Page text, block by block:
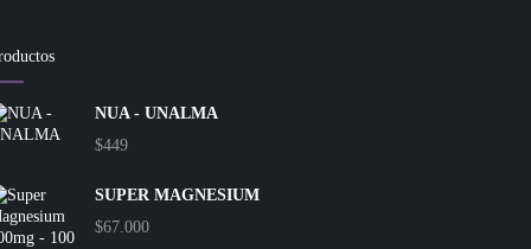
NUA - UNALMA
$449
SUPER MAGNESIUM
$67.000